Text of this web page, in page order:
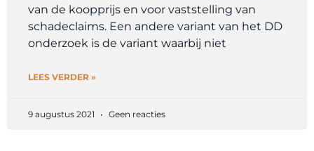
van de koopprijs en voor vaststelling van
schadeclaims. Een andere variant van het DD
onderzoek is de variant waarbij niet
LEES VERDER »
9 augustus 2021 Geen reacties